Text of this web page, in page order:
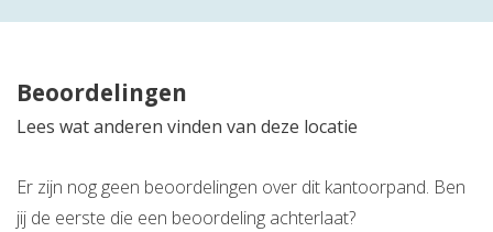
Beoordelingen
Lees wat anderen vinden van deze locatie
Er zijn nog geen beoordelingen over dit kantoorpand. Ben
jij de eerste die een beoordeling achterlaat?